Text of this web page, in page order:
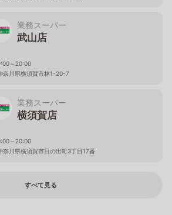
業務スーパー
武山店
～20:00
奈川県横須賀市林1-20-7
業務スーパー
横須賀店
～20:00
奈川県横須賀市日の出町3丁目17番
すべて見る